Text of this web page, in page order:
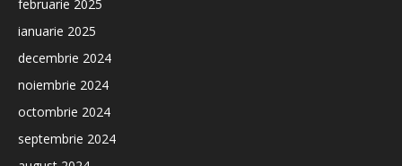
februarie 2025
ianuarie 2025
decembrie 2024
noiembrie 2024
octombrie 2024
septembrie 2024